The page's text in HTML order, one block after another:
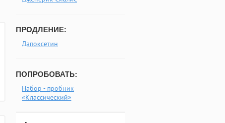
ПРОДЛЕНИЕ:
Дапоксетин
ПОПРОБОВАТЬ:
Набор - пробник
«Классический»